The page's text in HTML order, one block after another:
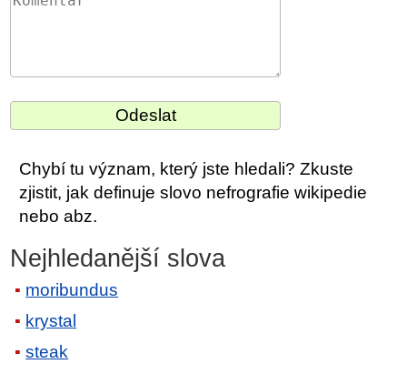
Chybí tu význam, který jste hledali? Zkuste
zjistit, jak definuje slovo nefrografie wikipedie
nebo abz.
Nejhledanější slova
moribundus
krystal
steak